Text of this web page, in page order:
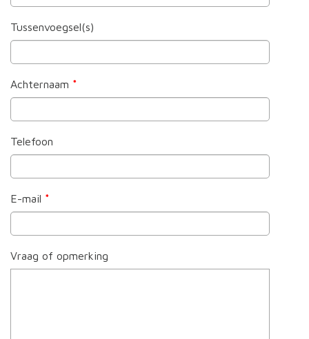
Tussenvoegsel(s)
Achternaam *
Telefoon
E-mail *
Vraag of opmerking